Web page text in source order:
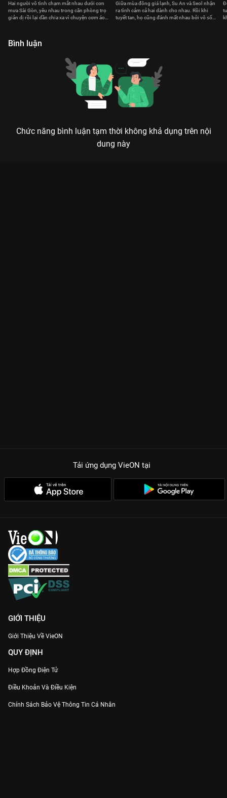
Hai người vô tình chạm mắt nhau dưới cơn
mưa Sài Gòn, yêu nhau trong căn phòng trọ
giản dị rồi lại dần chia xa vì chuyện cơm áo
Giữa mùa đông giá lạnh, Su An và Seol nhận
ra tình cảm cả hai dành cho nhau. Rồi khi
tuyết tan, họ cũng đánh mất nhau bởi vô số
Bình luận
Chức năng bình luận tạm thời không khả dụng trên nội
dung này
Tải ứng dụng VieON tại
GIỚI THIỆU
Giới Thiệu Về VieON
QUY ĐỊNH
Hợp Đồng Điện Tử
Điều Khoản Và Điều Kiện
Chính Sách Bảo Vệ Thông Tin Cá Nhân